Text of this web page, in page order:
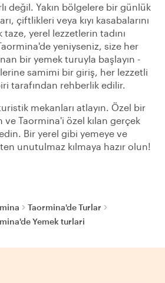
değil. Yakın bölgelere bir günlük
çiftlikleri veya kıyı kasabalarını
yerel lezzetlerin tadını
yeniyseniz, size her
bir yemek turuyla başlayın -
samimi bir giriş, her lezzetli
tarafından rehberlik edilir.
mekanları atlayın. Özel bir
ve Taormina'i özel kılan gerçek
Bir yerel gibi yemeye ve
unutulmaz kılmaya hazır olun!
Taormina'de Turlar
Yemek turlari